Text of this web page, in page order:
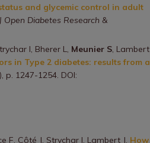
and glycemic control in adult
Open Diabetes Research &
I, Bherer L, Meunier S, Lambert
in Type 2 diabetes: results from a
p. 1247-1254. DOI:
F, Côté J, Strychar I, Lambert J. How